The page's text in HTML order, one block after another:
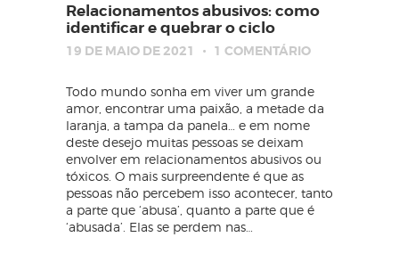
Relacionamentos abusivos: como
identificar e quebrar o ciclo
19 DE MAIO DE 2021 1 COMENTÁRIO
Todo mundo sonha em viver um grande
amor, encontrar uma paixão, a metade da
laranja, a tampa da panela… e em nome
deste desejo muitas pessoas se deixam
envolver em relacionamentos abusivos ou
tóxicos. O mais surpreendente é que as
pessoas não percebem isso acontecer, tanto
a parte que ‘abusa’, quanto a parte que é
‘abusada’. Elas se perdem nas…